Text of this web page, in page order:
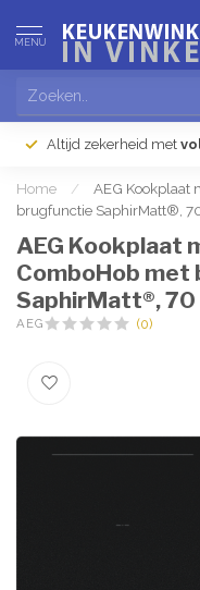
MENU
Altijd zekerheid met
Home /
AEG
brugfunctie SaphirMatt®,
AEG Kookplaat
ComboHob
SaphirMatt®,
AEG (0)